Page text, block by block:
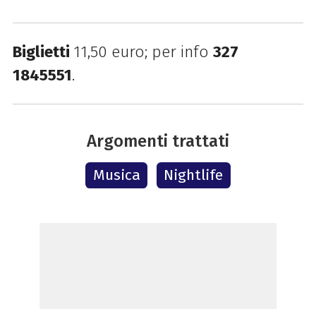
Biglietti 11,50 euro; per info 327
1845551.
Argomenti trattati
Musica Nightlife